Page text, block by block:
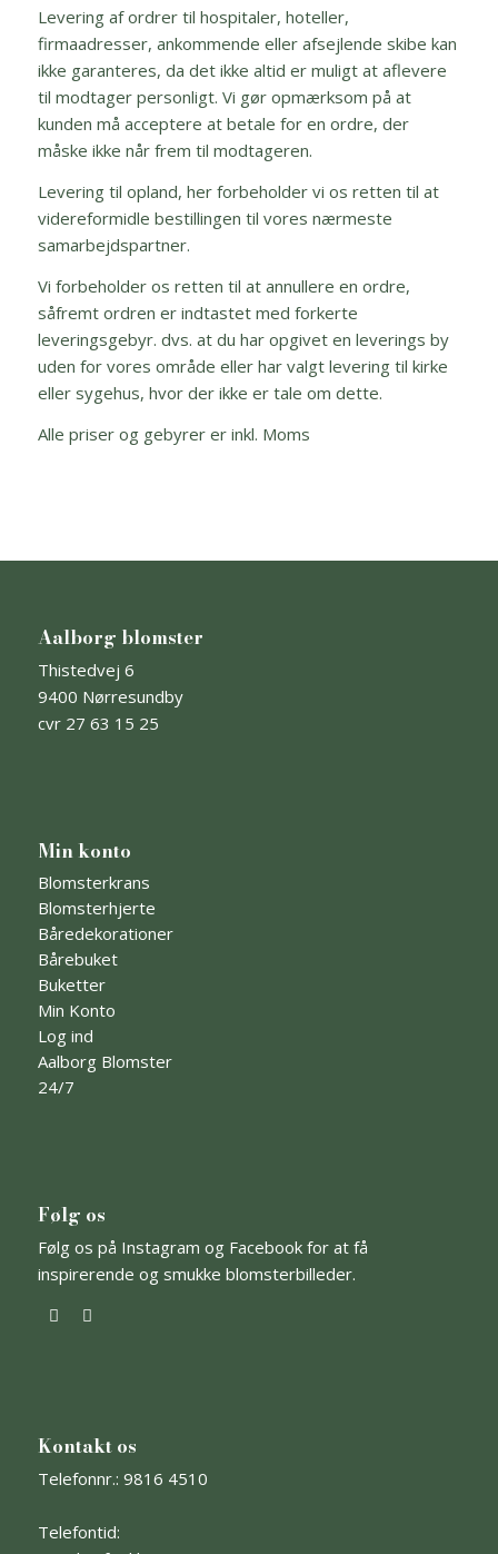
Levering af ordrer til hospitaler, hoteller,
firmaadresser, ankommende eller afsejlende skibe kan
ikke garanteres, da det ikke altid er muligt at aflevere
til modtager personligt. Vi gør opmærksom på at
kunden må acceptere at betale for en ordre, der
måske ikke når frem til modtageren.
Levering til opland, her forbeholder vi os retten til at
videreformidle bestillingen til vores nærmeste
samarbejdspartner.
Vi forbeholder os retten til at annullere en ordre,
såfremt ordren er indtastet med forkerte
leveringsgebyr. dvs. at du har opgivet en leverings by
uden for vores område eller har valgt levering til kirke
eller sygehus, hvor der ikke er tale om dette.
Alle priser og gebyrer er inkl. Moms
Aalborg blomster
Thistedvej 6
9400 Nørresundby
cvr 27 63 15 25
Min konto
Blomsterkrans
Blomsterhjerte
Båredekorationer
Bårebuket
Buketter
Min Konto
Log ind
Aalborg Blomster
24/7
Følg os
Følg os på Instagram og Facebook for at få
inspirerende og smukke blomsterbilleder.
Kontakt os
Telefonnr.: 9816 4510
Telefontid: